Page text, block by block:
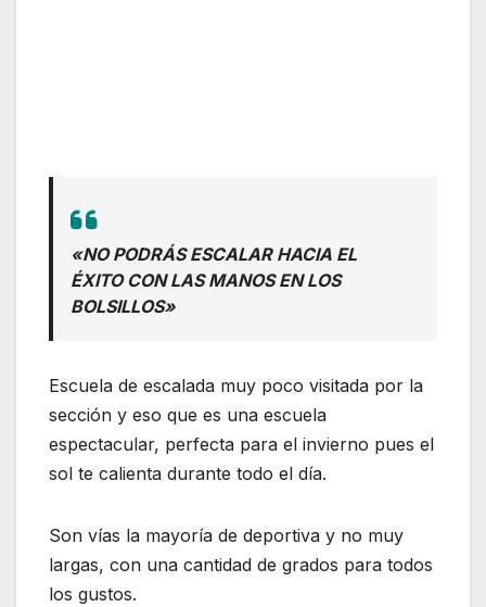
«NO PODRÁS ESCALAR HACIA EL
ÉXITO CON LAS MANOS EN LOS
BOLSILLOS»
Escuela de escalada muy poco visitada por la
sección y eso que es una escuela
espectacular, perfecta para el invierno pues el
sol te calienta durante todo el día.
Son vías la mayoría de deportiva y no muy
largas, con una cantidad de grados para todos
los gustos.